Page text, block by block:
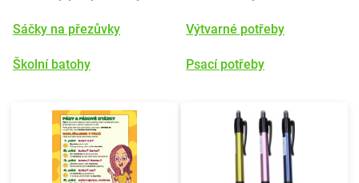
Sáčky na přezůvky
Školní batohy
Výtvarné potřeby
Psací potřeby